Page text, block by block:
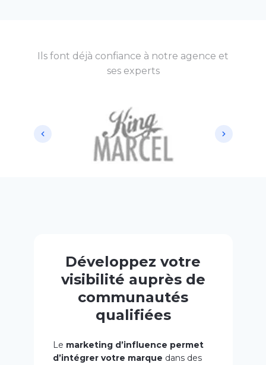
Ils font déjà confiance à notre agence et
ses experts
Développez votre
visibilité auprès de
communautés
qualifiées
Le marketing d’influence permet
d’intégrer votre marque dans des